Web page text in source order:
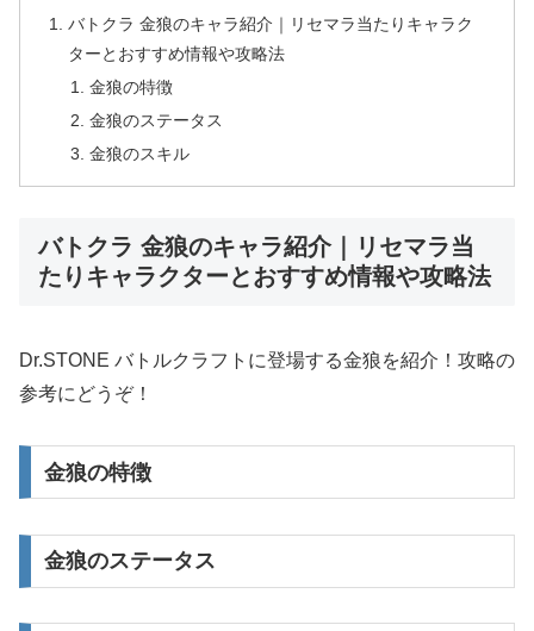
バトクラ 金狼のキャラ紹介｜リセマラ当たりキャラク
ターとおすすめ情報や攻略法
金狼の特徴
金狼のステータス
金狼のスキル
バトクラ 金狼のキャラ紹介｜リセマラ当
たりキャラクターとおすすめ情報や攻略法
Dr.STONE バトルクラフトに登場する金狼を紹介！攻略の
参考にどうぞ！
金狼の特徴
金狼のステータス